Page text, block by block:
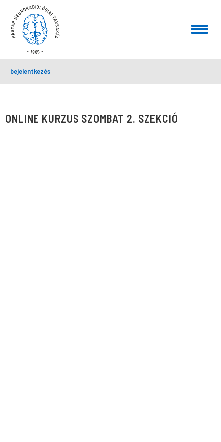
bejelentkezés
ONLINE KURZUS SZOMBAT 2. SZEKCIÓ